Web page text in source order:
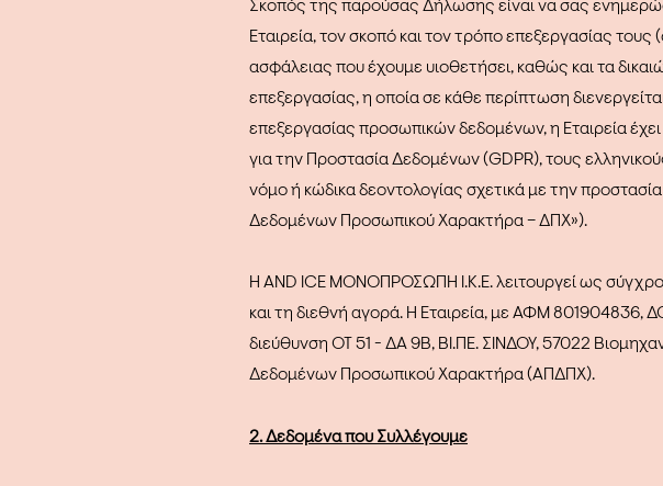
Σκοπός της παρούσας Δήλωσης είναι να σας
Εταιρεία, τον σκοπό και τον τρόπο επεξεργασίας
ασφάλειας που έχουμε υιοθετήσει, καθώς και τα
επεξεργασίας, η οποία σε κάθε περίπτωση
επεξεργασίας προσωπικών δεδομένων, η Εταιρεία
για την Προστασία Δεδομένων (GDPR), τους
νόμο ή κώδικα δεοντολογίας σχετικά με την
Δεδομένων Προσωπικού Χαρακτήρα – ΔΠΧ»).
Η AND ICE ΜΟΝΟΠΡΟΣΩΠΗ Ι.Κ.Ε. λειτουργεί ως
και τη διεθνή αγορά. Η Εταιρεία, με ΑΦΜ 801904836,
διεύθυνση ΟΤ 51 - ΔΑ 9Β, ΒΙ.ΠΕ. ΣΙΝΔΟΥ, 57022
Δεδομένων Προσωπικού Χαρακτήρα (ΑΠΔΠΧ).
2. Δεδομένα που Συλλέγουμε